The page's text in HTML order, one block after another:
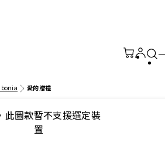
愛的贈禮
此圖款暫不支援選定裝
置